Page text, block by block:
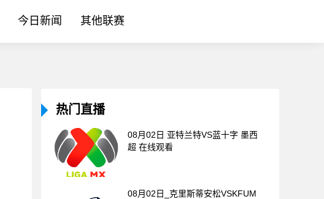
今日新闻 其他联赛
热门直播
08月02日 亚特兰特VS蓝十字 墨西
超 在线观看
08月02日_克里斯蒂安松VSKFUM